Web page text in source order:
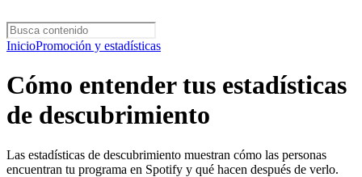
InicioPromoción y estadísticas
Cómo entender tus estadísticas
de descubrimiento
Las estadísticas de descubrimiento muestran cómo las personas
encuentran tu programa en Spotify y qué hacen después de verlo.